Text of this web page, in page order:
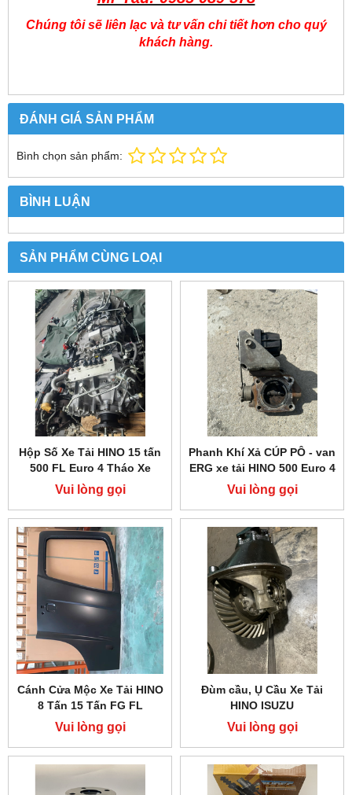
Chúng tôi sẽ liên lạc và tư vấn chi tiết hơn cho quý
khách hàng.
ĐÁNH GIÁ SẢN PHẨM
Bình chọn sản phẩm:
BÌNH LUẬN
SẢN PHẨM CÙNG LOẠI
Hộp Số Xe Tải HINO 15 tấn
500 FL Euro 4 Tháo Xe
Vui lòng gọi
Phanh Khí Xả CÚP PÔ - van
ERG xe tải HINO 500 Euro 4
Vui lòng gọi
Cánh Cửa Mộc Xe Tải HINO
8 Tấn 15 Tấn FG FL
Vui lòng gọi
Đùm cầu, Ụ Cầu Xe Tải
HINO ISUZU
Vui lòng gọi